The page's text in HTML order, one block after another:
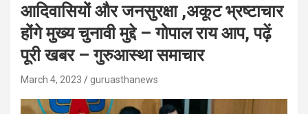
आदिवासियों और जनसुरक्षा ,अकूट भ्रष्टाचार
होंगे मुख्य चुनावी मुद्दे – गोपाल राय आप, पढ़ें
पूरी खबर – गुरुआस्था समाचार
March 4, 2023 guruasthanews